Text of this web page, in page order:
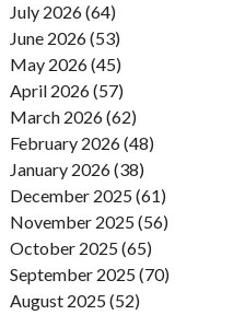
July 2026 (64)
June 2026 (53)
May 2026 (45)
April 2026 (57)
March 2026 (62)
February 2026 (48)
January 2026 (38)
December 2025 (61)
November 2025 (56)
October 2025 (65)
September 2025 (70)
August 2025 (52)